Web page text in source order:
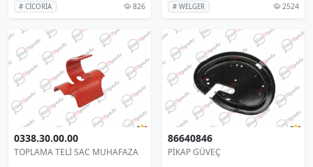
# CİCORİA 826 # WELGER 2524
0338.30.00.00
TOPLAMA TELİ SAC MUHAFAZA
86640846
PİKAP GÜVEÇ